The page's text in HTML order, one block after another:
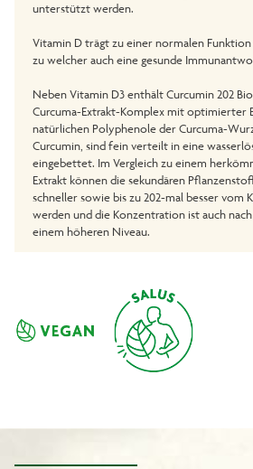
unterstützt werden.
Vitamin D trägt zu einer normalen Funktion
zu welcher auch eine gesunde
Neben Vitamin D3 enthält Curcumin 202
Curcuma-Extrakt-Komplex mit optimierter
natürlichen Polyphenole der Curcuma-
Curcumin, sind fein verteilt in eine
eingebettet. Im Vergleich zu einem
Extrakt können die sekundären
schneller sowie bis zu 202-mal besser vom
werden und die Konzentration ist auch
einem höheren Niveau.